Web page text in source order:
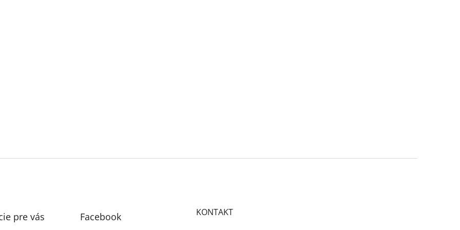
pre vás Facebook KONTAKT